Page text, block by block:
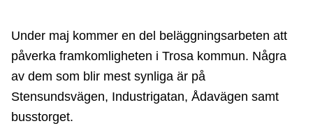
Under maj kommer en del beläggningsarbeten att
påverka framkomligheten i Trosa kommun. Några
av dem som blir mest synliga är på
Stensundsvägen, Industrigatan, Ådavägen samt
busstorget.